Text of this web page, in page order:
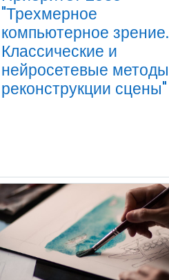
"Трехмерное
компьютерное зрение.
Классические и
нейросетевые методы
реконструкции сцены"